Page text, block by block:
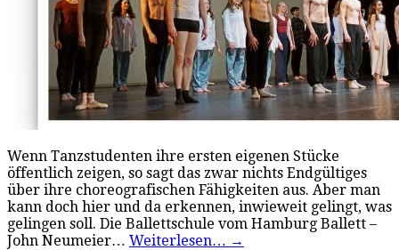
Wenn Tanzstudenten ihre ersten eigenen Stücke
öffentlich zeigen, so sagt das zwar nichts Endgültiges
über ihre choreografischen Fähigkeiten aus. Aber man
kann doch hier und da erkennen, inwieweit gelingt, was
gelingen soll. Die Ballettschule vom Hamburg Ballett –
John Neumeier… Weiterlesen… →